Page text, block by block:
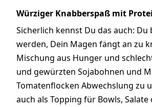
Würziger Knabberspaß mit
Sicherlich kennst Du das auch:
werden, Dein Magen fängt an zu
Mischung aus Hunger und
und gewürzten Sojabohnen und
Tomatenflocken Abwechslung zu
auch als Topping für Bowls,